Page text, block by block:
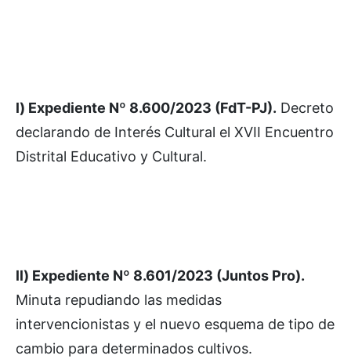
l) Expediente Nº 8.600/2023 (FdT-PJ). Decreto
declarando de Interés Cultural el XVII Encuentro
Distrital Educativo y Cultural.
ll) Expediente Nº 8.601/2023 (Juntos Pro).
Minuta repudiando las medidas
intervencionistas y el nuevo esquema de tipo de
cambio para determinados cultivos.